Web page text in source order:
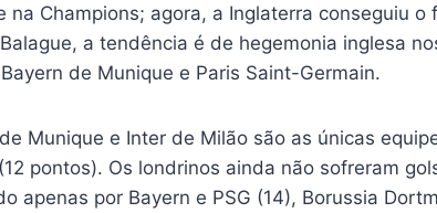
na Champions; agora, a Inglaterra conseguiu
a tendência é de hegemonia inglesa
de Munique e Paris Saint-Germain.
Munique e Inter de Milão são as únicas
pontos). Os londrinos ainda não sofreram
apenas por Bayern e PSG (14), Borussia